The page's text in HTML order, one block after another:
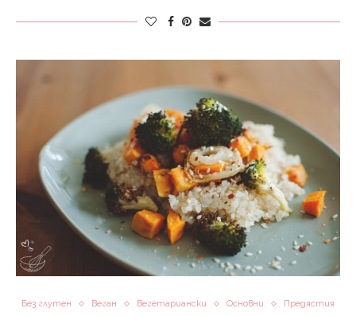
Без глутен Веган Вегетариански Основни Предястия